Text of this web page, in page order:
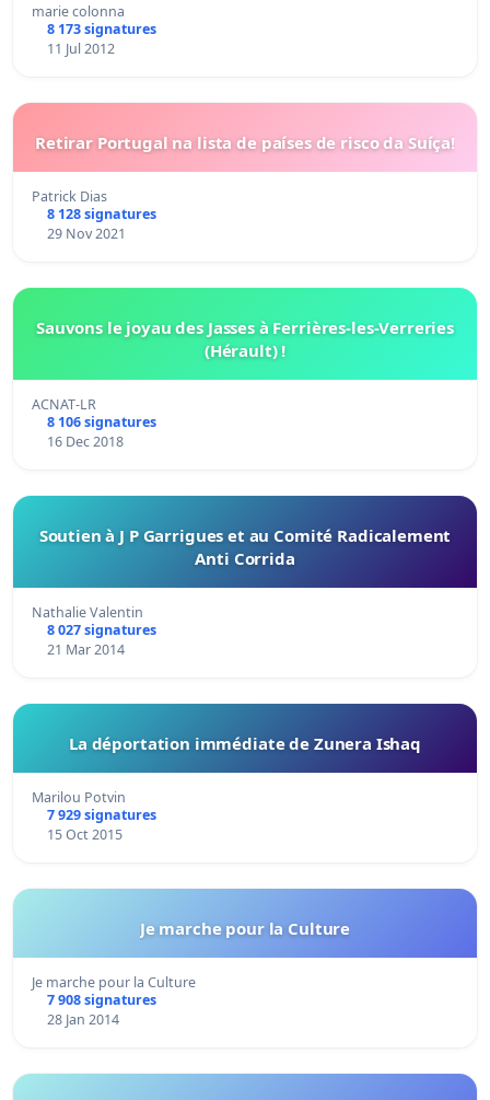
marie colonna
8 173 signatures
11 Jul 2012
Retirar Portugal na lista de países de risco da Suíça!
Patrick Dias
8 128 signatures
29 Nov 2021
Sauvons le joyau des Jasses à Ferrières-les-Verreries
(Hérault) !
ACNAT-LR
8 106 signatures
16 Dec 2018
Soutien à J P Garrigues et au Comité Radicalement
Anti Corrida
Nathalie Valentin
8 027 signatures
21 Mar 2014
La déportation immédiate de Zunera Ishaq
Marilou Potvin
7 929 signatures
15 Oct 2015
Je marche pour la Culture
Je marche pour la Culture
7 908 signatures
28 Jan 2014